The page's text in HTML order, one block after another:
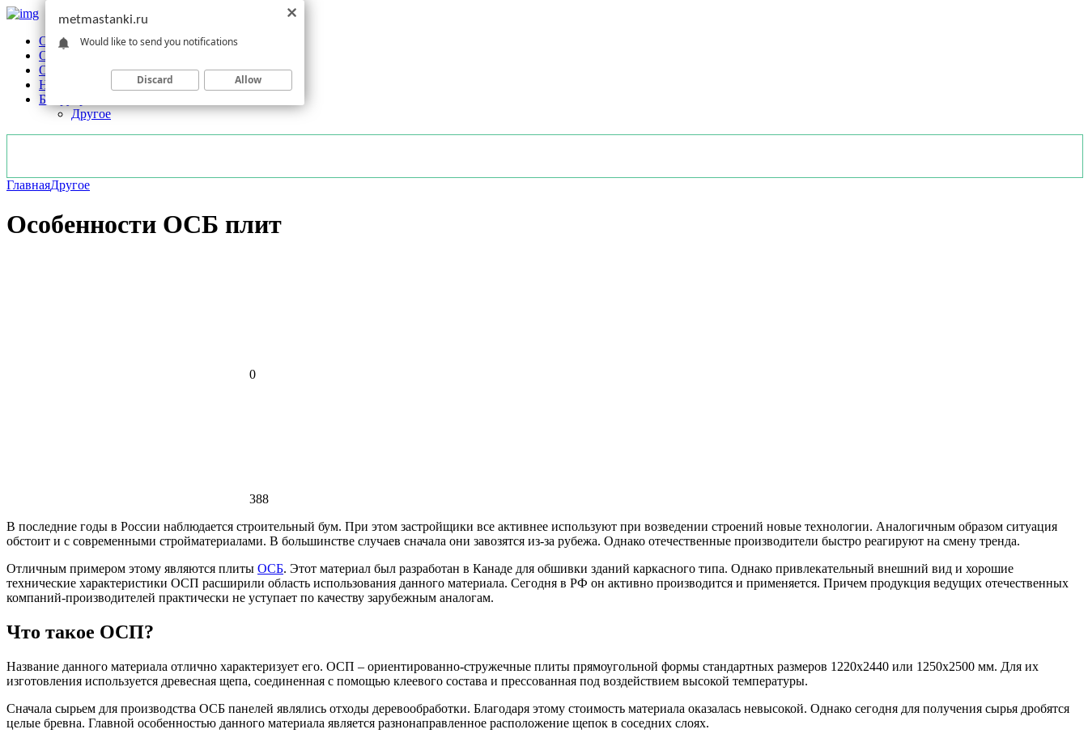
Обзоры станков
Оборудование
Обработка
Новости отрасли
Без рубрики
Другое
ГлавнаяДругое
Особенности ОСБ плит
0
388
В последние годы в России наблюдается строительный бум. При этом застройщики все активнее используют при возведении строений новые технологии. Аналогичным образом ситуация
обстоит и с современными стройматериалами. В большинстве случаев сначала они завозятся из-за рубежа. Однако отечественные производители быстро реагируют на смену тренда.
Отличным примером этому являются плиты ОСБ. Этот материал был разработан в Канаде для обшивки зданий каркасного типа. Однако привлекательный внешний вид и хорошие
технические характеристики ОСП расширили область использования данного материала. Сегодня в РФ он активно производится и применяется. Причем продукция ведущих отечественных
компаний-производителей практически не уступает по качеству зарубежным аналогам.
Что такое ОСП?
Название данного материала отлично характеризует его. ОСП – ориентированно-стружечные плиты прямоугольной формы стандартных размеров 1220х2440 или 1250х2500 мм. Для их
изготовления используется древесная щепа, соединенная с помощью клеевого состава и прессованная под воздействием высокой температуры.
Сначала сырьем для производства ОСБ панелей являлись отходы деревообработки. Благодаря этому стоимость материала оказалась невысокой. Однако сегодня для получения сырья дробятся
целые бревна. Главной особенностью данного материала является разнонаправленное расположение щепок в соседних слоях.
metmastanki.ru
Would like to send you notifications
Discard Allow